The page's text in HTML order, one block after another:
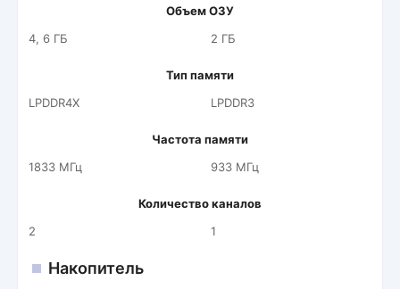
Объем ОЗУ
4, 6 ГБ
2 ГБ
Тип памяти
LPDDR4X
LPDDR3
Частота памяти
1833 МГц
933 МГц
Количество каналов
2
1
Накопитель